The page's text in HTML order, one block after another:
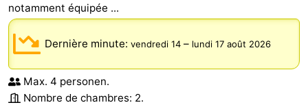
notamment équipée ...
Dernière minute: vendredi 14 – lundi 17 août 2026
Max. 4 personen.
Nombre de chambres: 2.